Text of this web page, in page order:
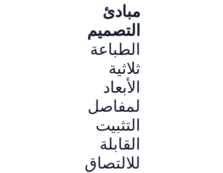
مبادئ
التصميم
الطباعة
ثلاثية
الأبعاد
لمفاصل
التثبيت
القابلة
للالتصاق